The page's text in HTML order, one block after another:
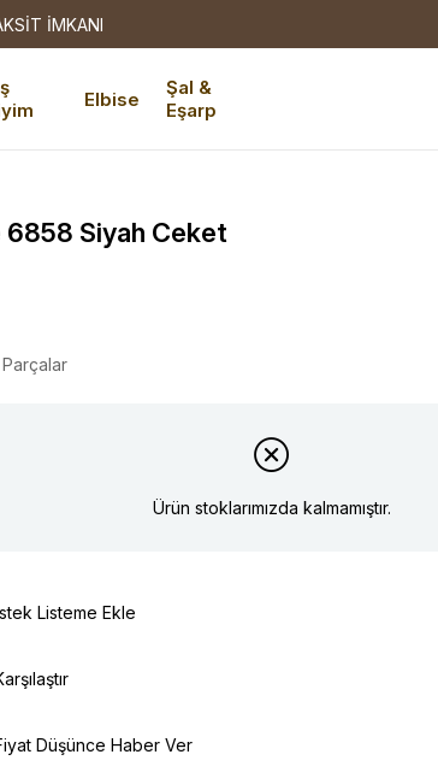
İMKANI
Elbise
Şal &
Eşarp
6858 Siyah Ceket
Parçalar
Ürün stoklarımızda kalmamıştır.
Listeme Ekle
Düşünce Haber Ver